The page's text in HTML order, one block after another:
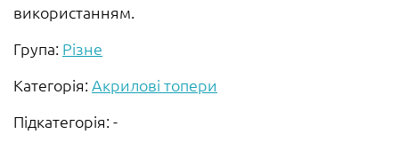
використанням.
Група: Різне
Категорія: Акрилові топери
Підкатегорія: -